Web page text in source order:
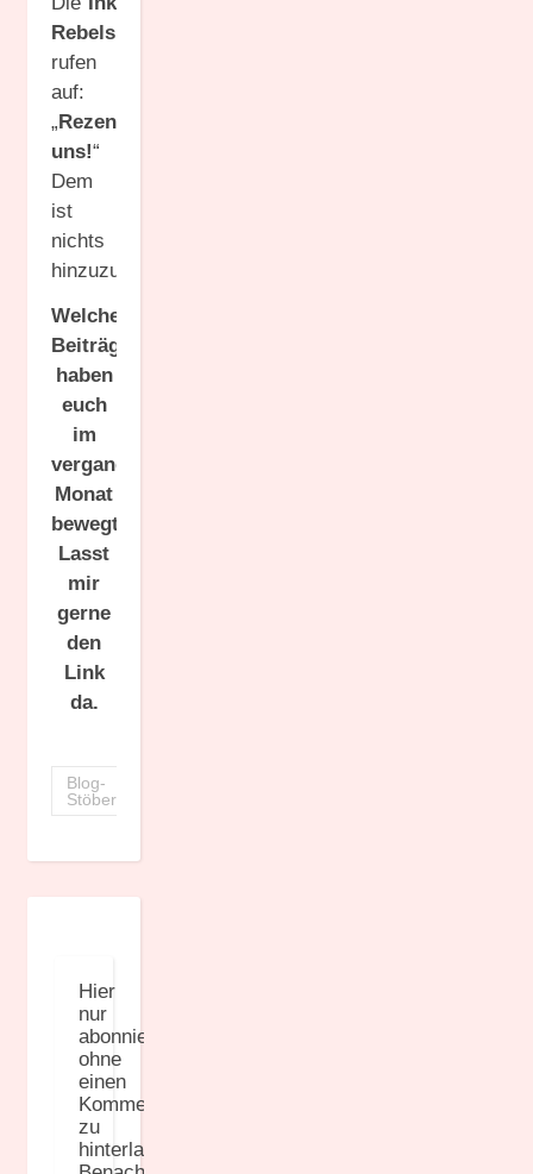
Rebels
rufen
auf:
„Rezensiert
uns!“
Dem
ist
nichts
hinzuzufügen.
Welche
Beiträge
haben
euch
im
vergangenen
Monat
bewegt?
Lasst
mir
gerne
den
Link
da.
Blog-
Stöberrunde
Hier
nur
abonnieren,
ohne
einen
Kommentar
zu
hinterlassen: